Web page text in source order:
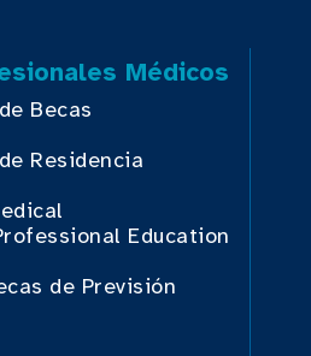
Médicos
Becas
Residencia
Education
de Previsión